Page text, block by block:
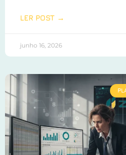
LER POST →
junho 16, 2026